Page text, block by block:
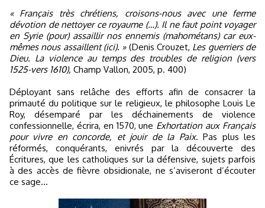
« Français très chrétiens, croisons-nous avec une ferme
dévotion de nettoyer ce royaume (…). Il ne faut point voyager
en Syrie (pour) assaillir nos ennemis (mahométans) car eux-
mêmes nous assaillent (ici). »(Denis Crouzet, Les guerriers de
Dieu. La violence au temps des troubles de religion (vers
1525-vers 1610), Champ Vallon, 2005, p. 400)
Déployant sans relâche des efforts afin de consacrer la
primauté du politique sur le religieux, le philosophe Louis Le
Roy, désemparé par les déchainements de violence
confessionnelle, écrira, en 1570, une Exhortation aux Français
pour vivre en concorde, et jouir de la Paix. Pas plus les
réformés, conquérants, enivrés par la découverte des
Écritures, que les catholiques sur la défensive, sujets parfois
à des accès de fièvre obsidionale, ne s’aviseront d’écouter
ce sage…